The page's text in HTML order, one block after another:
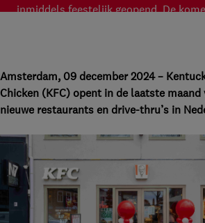
inmiddels feestelijk geopend. De
Amsterdam, 09 december 2024 –
Chicken (KFC) opent in de laatste
nieuwe restaurants en drive-thru’s in